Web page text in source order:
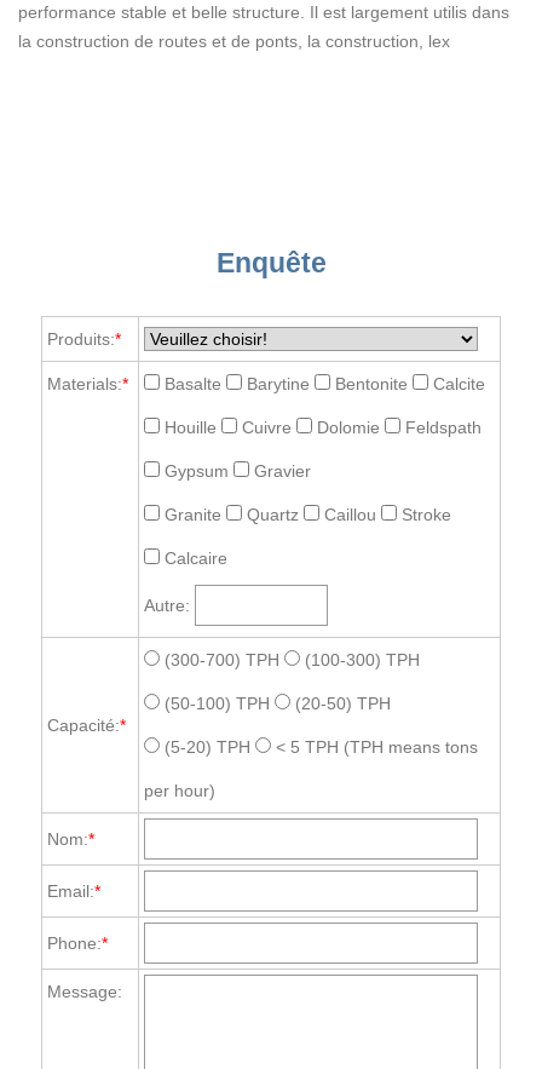
performance stable et belle structure. Il est largement utilis dans
la construction de routes et de ponts, la construction, lex
Enquête
Produits:*
Materials:* Basalte Barytine Bentonite Calcite
Houille Cuivre Dolomie Feldspath
Gypsum Gravier
Granite Quartz Caillou Stroke
Calcaire
Autre:
Capacité:*
(300-700) TPH (100-300) TPH
(50-100) TPH (20-50) TPH
(5-20) TPH < 5 TPH (TPH means tons
per hour)
Nom:*
Email:*
Phone:*
Message: